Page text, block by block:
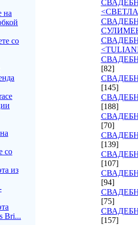
на
со
со
из
Bri...
[82]
[145]
[188]
[70]
[139]
[107]
[94]
[75]
[157]